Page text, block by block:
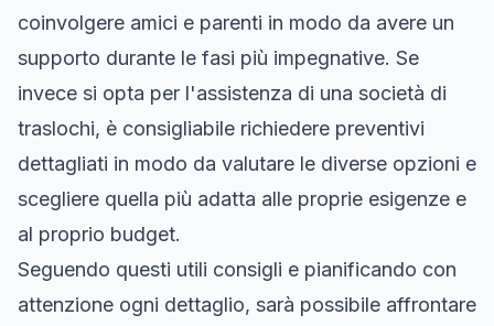
coinvolgere amici e parenti in modo da avere un
supporto durante le fasi più impegnative. Se
invece si opta per l'assistenza di una società di
traslochi, è consigliabile richiedere preventivi
dettagliati in modo da valutare le diverse opzioni e
scegliere quella più adatta alle proprie esigenze e
al proprio budget.
Seguendo questi utili consigli e pianificando con
attenzione ogni dettaglio, sarà possibile affrontare